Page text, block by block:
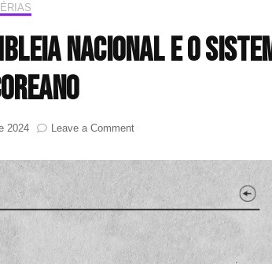
Nacional e o
2024 Leave a Commenton
As
Assembleia